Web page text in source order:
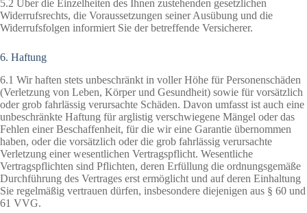
5.2 Über die Einzelheiten des Ihnen zustehenden gesetzlichen
Widerrufsrechts, die Voraussetzungen seiner Ausübung und die
Widerrufsfolgen informiert Sie der betreffende Versicherer.
6. Haftung
6.1 Wir haften stets unbeschränkt in voller Höhe für Personenschäden
(Verletzung von Leben, Körper und Gesundheit) sowie für vorsätzlich
oder grob fahrlässig verursachte Schäden. Davon umfasst ist auch eine
unbeschränkte Haftung für arglistig verschwiegene Mängel oder das
Fehlen einer Beschaffenheit, für die wir eine Garantie übernommen
haben, oder die vorsätzlich oder die grob fahrlässig verursachte
Verletzung einer wesentlichen Vertragspflicht. Wesentliche
Vertragspflichten sind Pflichten, deren Erfüllung die ordnungsgemäße
Durchführung des Vertrages erst ermöglicht und auf deren Einhaltung
Sie regelmäßig vertrauen dürfen, insbesondere diejenigen aus § 60 und
61 VVG.